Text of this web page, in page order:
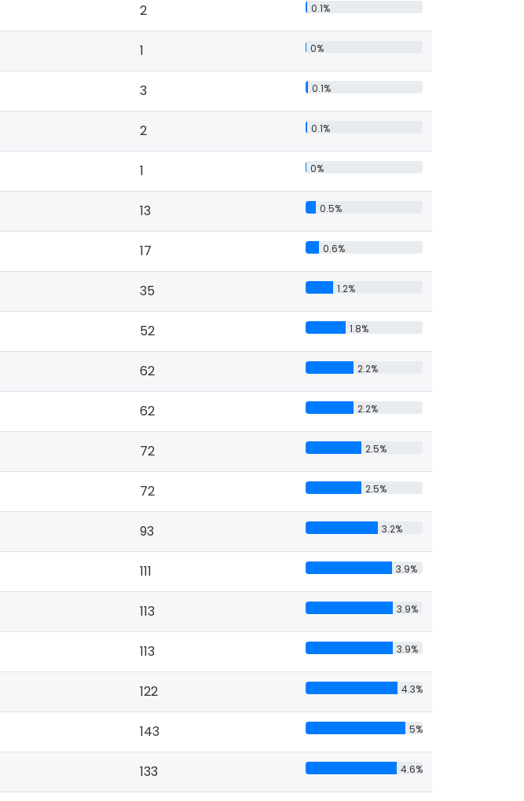
2 0.1%
1 0%
3 0.1%
2 0.1%
1 0%
13 0.5%
17 0.6%
35 1.2%
52 1.8%
62 2.2%
62 2.2%
72 2.5%
72 2.5%
93 3.2%
111 3.9%
113 3.9%
113 3.9%
122 4.3%
143 5%
133 4.6%